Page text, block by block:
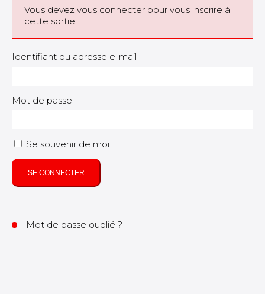
Vous devez vous connecter pour vous inscrire à
cette sortie
Identifiant ou adresse e-mail
Mot de passe
Se souvenir de moi
SE CONNECTER
Mot de passe oublié ?